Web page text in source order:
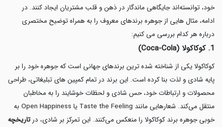
خود، توانسته‌اند جایگاهی ماندگار در ذهن و قلب مشتریان ایجاد کنند. در
ادامه، مثال هایی از جوهره برندهای معروف را به همراه توضیح مختصری
درباره هر کدام بررسی می کنیم:
1. کوکاکولا (Coca-Cola)
کوکاکولا یکی از شناخته شده ترین برندهای جهانی است که جوهره خود را بر
پایه شادی و لذت بنا کرده است. این برند در تمام کمپین های تبلیغاتی، طراحی
محصولات و ارتباطات خود، حس شادی و لحظات خوشایند را به مخاطبان
منتقل می‌کند. شعارهایی مانند Taste the Feeling یا Open Happiness به
خوبی جوهره برند کوکاکولا را منعکس می‌کنند. این تمرکز بر شادی، درتاریخچه